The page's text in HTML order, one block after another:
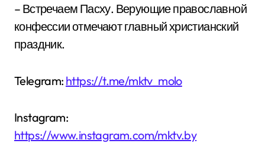
– Встречаем Пасху. Верующие православной
конфессии отмечают главный христианский
праздник.
Telegram: https://t.me/mktv_molo
Instagram:
https://www.instagram.com/mktv.by